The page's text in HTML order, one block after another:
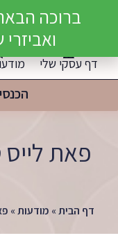
הרשמה /
דף עסקי שלי
פאת
דף הבית» מודעות»
ברוכה